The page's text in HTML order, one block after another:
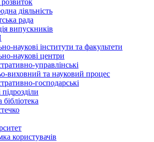
діяльність
рада
випускників
наукові інститути та факультети
наукові центри
управлінські
виховний та науковий процес
господарські
користувачів